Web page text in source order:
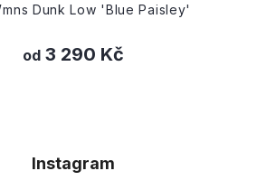
Dunk Low 'Blue Paisley'
od 3 290 Kč
Instagram